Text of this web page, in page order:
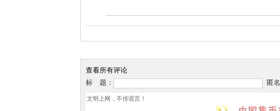
查看所有评论
标 题：
匿名